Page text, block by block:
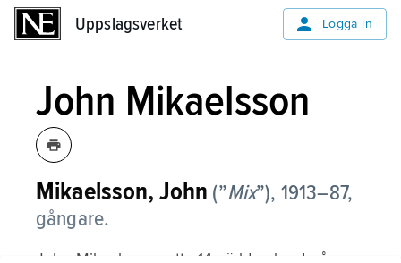
Uppslagsverket Logga in
John Mikaelsson
Mikaelsson, John (”Mix”), 1913–87,
gångare.
John Mikaelsson satte 14 världsrekord på